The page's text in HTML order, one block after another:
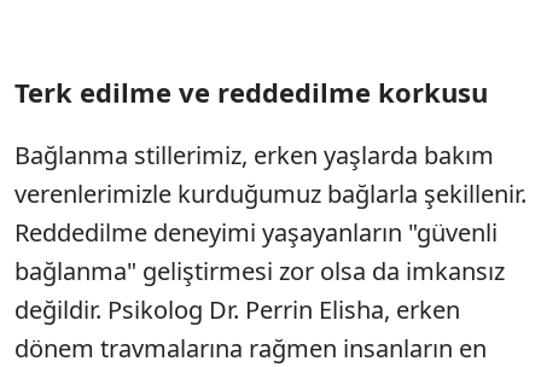
Terk edilme ve reddedilme korkusu
Bağlanma stillerimiz, erken yaşlarda bakım
verenlerimizle kurduğumuz bağlarla şekillenir.
Reddedilme deneyimi yaşayanların "güvenli
bağlanma" geliştirmesi zor olsa da imkansız
değildir. Psikolog Dr. Perrin Elisha, erken
dönem travmalarına rağmen insanların en